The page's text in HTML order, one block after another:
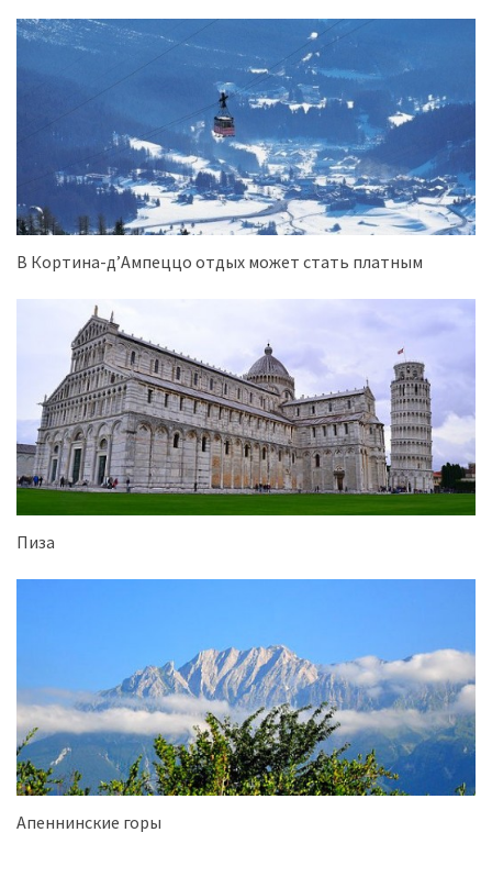
В Кортина-д’Ампеццо отдых может стать платным
Пиза
Апеннинские горы